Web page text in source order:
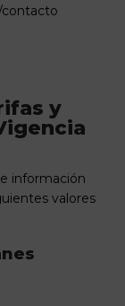
y
información
valores